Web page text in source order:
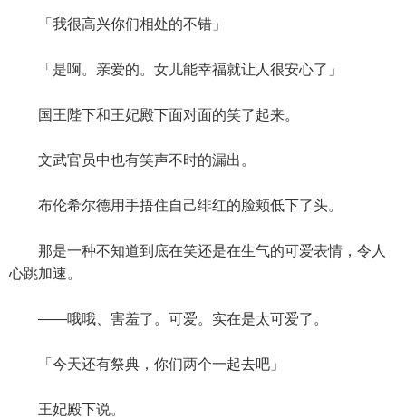
「我很高兴你们相处的不错」
「是啊。亲爱的。女儿能幸福就让人很安心了」
国王陛下和王妃殿下面对面的笑了起来。
文武官员中也有笑声不时的漏出。
布伦希尔德用手捂住自己绯红的脸颊低下了头。
那是一种不知道到底在笑还是在生气的可爱表情，令人
心跳加速。
——哦哦、害羞了。可爱。实在是太可爱了。
「今天还有祭典，你们两个一起去吧」
王妃殿下说。